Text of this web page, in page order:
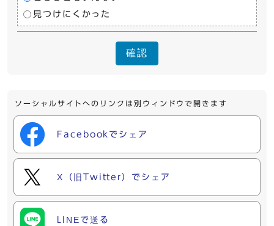
見つけにくかった
確認
ソーシャルサイトへのリンクは別ウィンドウで開きます
Facebookでシェア
X（旧Twitter）でシェア
LINEで送る